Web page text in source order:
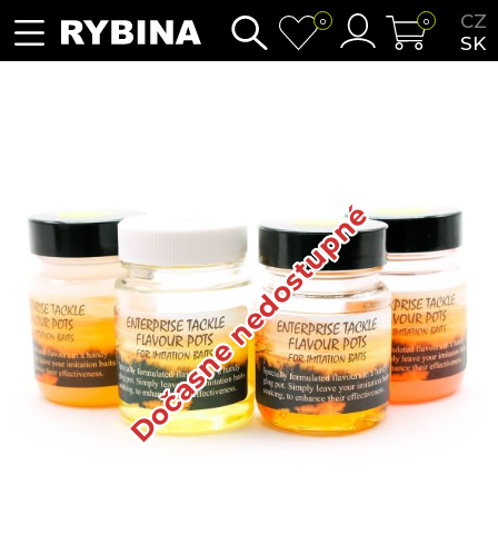
CZ
SK
0 0
Dočasne nedostupné